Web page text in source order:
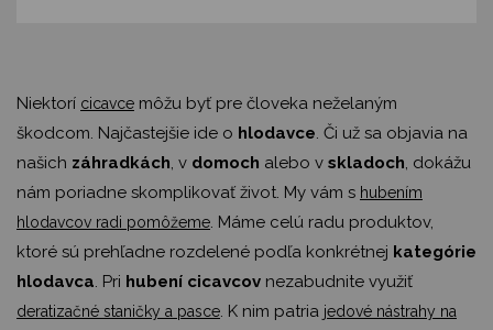
Niektorí cicavce môžu byť pre človeka neželaným
škodcom. Najčastejšie ide o hlodavce. Či už sa objavia na
našich záhradkách, v domoch alebo v skladoch, dokážu
nám poriadne skomplikovať život. My vám s hubením
hlodavcov radi pomôžeme. Máme celú radu produktov,
ktoré sú prehľadne rozdelené podľa konkrétnej kategórie
hlodavca. Pri hubení cicavcov nezabudnite využiť
deratizačné staničky a pasce. K nim patria jedové nástrahy na